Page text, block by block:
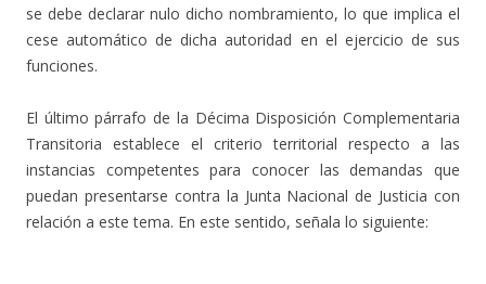
se debe declarar nulo dicho nombramiento, lo que implica el
cese automático de dicha autoridad en el ejercicio de sus
funciones.
El último párrafo de la Décima Disposición Complementaria
Transitoria establece el criterio territorial respecto a las
instancias competentes para conocer las demandas que
puedan presentarse contra la Junta Nacional de Justicia con
relación a este tema. En este sentido, señala lo siguiente: